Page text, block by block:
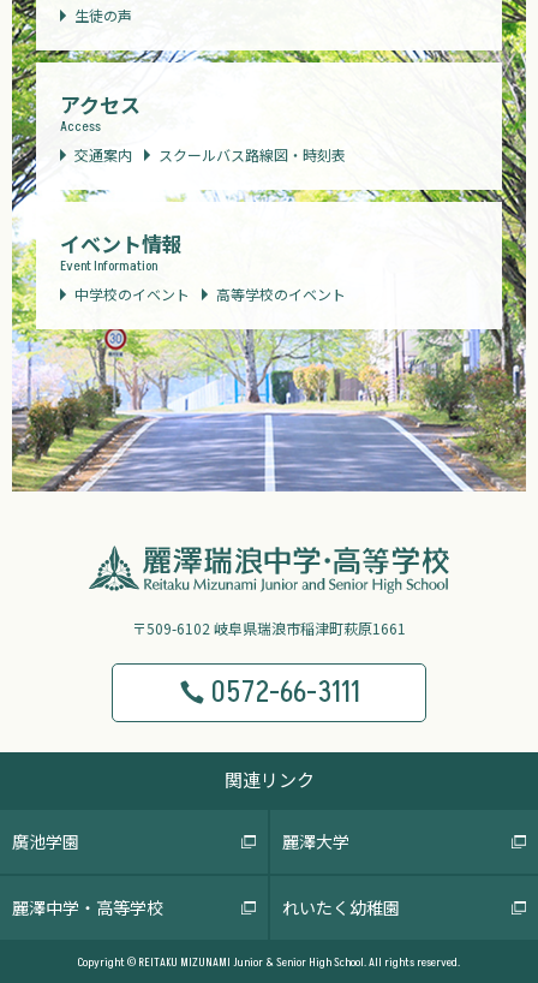
生徒の声
アクセス
Access
交通案内
スクールバス路線図・時刻表
イベント情報
Event Information
中学校のイベント
高等学校のイベント
〒509-6102 岐阜県瑞浪市稲津町萩原1661
0572-66-3111
関連リンク
廣池学園 麗澤大学
麗澤中学・高等学校 れいたく幼稚園
Copyright © REITAKU MIZUNAMI Junior & Senior High School. All rights reserved.